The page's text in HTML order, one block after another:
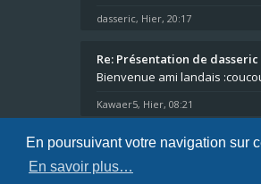
En poursuivant votre navigation sur
En savoir plus…
dasseric, Hier, 20:17
Re: Présentation de dasseric
Bienvenue ami landais
Kawaer5, Hier, 08:21
Accueil du forum FAQ